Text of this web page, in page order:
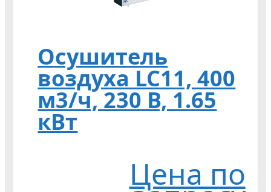
Осушитель
воздуха LC11, 400
м3/ч, 230 В, 1.65
кВт
Цена по